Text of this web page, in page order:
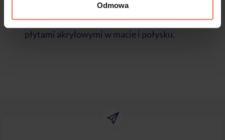
Odmowa
wyraźnymi strukturami drewna,
uniwersalnymi dekorami lamina oraz z
płytami akrylowymi w macie i połysku.